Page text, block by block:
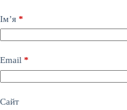
Ім’я *
Email *
Сайт